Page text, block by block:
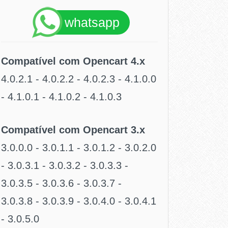
whatsapp
Compatível com Opencart 4.x
4.0.2.1 - 4.0.2.2 - 4.0.2.3 - 4.1.0.0
- 4.1.0.1 - 4.1.0.2 - 4.1.0.3
Compatível com Opencart 3.x
3.0.0.0 - 3.0.1.1 - 3.0.1.2 - 3.0.2.0
- 3.0.3.1 - 3.0.3.2 - 3.0.3.3 -
3.0.3.5 - 3.0.3.6 - 3.0.3.7 -
3.0.3.8 - 3.0.3.9 - 3.0.4.0 - 3.0.4.1
- 3.0.5.0